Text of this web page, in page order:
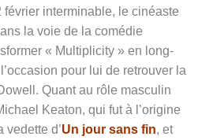
février interminable, le cinéaste
la voie de la comédie
« Multiplicity » en long-
pour lui de retrouver la
Quant au rôle masculin
Keaton, qui fut à l’origine
vedette d’Un jour sans fin, et